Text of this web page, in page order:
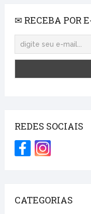
✉ RECEBA POR
REDES SOCIAIS
CATEGORIAS